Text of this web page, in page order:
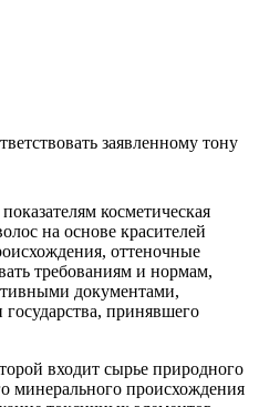
заявленному тону
косметическая
на основе красителей
оттеночные
требованиям и нормам,
документами,
принявшего
входит сырье природного
минерального происхождения